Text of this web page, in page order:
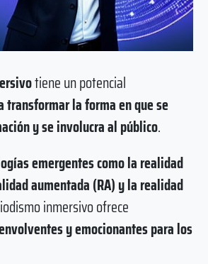
tiene un potencial
transformar la forma en que se
y se involucra al público.
emergentes como la realidad
aumentada (RA) y la realidad
inmersivo ofrece
y emocionantes para los